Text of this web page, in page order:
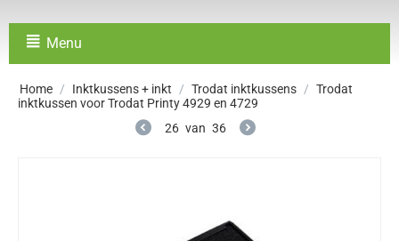
Menu
Home / Inktkussens + inkt / Trodat inktkussens / Trodat
inktkussen voor Trodat Printy 4929 en 4729
26 van 36